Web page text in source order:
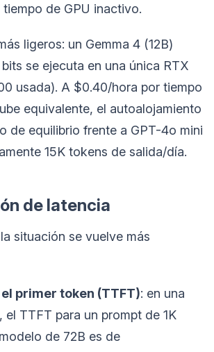
de GPU inactivo.
ligeros: un Gemma 4 (12B)
se ejecuta en una única RTX
usada). A $0.40/hora por tiempo
equivalente, el autoalojamiento
de equilibrio frente a GPT-4o mini
15K tokens de salida/día.
de latencia
situación se vuelve más
primer token (TTFT): en una
el TTFT para un prompt de 1K
de 72B es de